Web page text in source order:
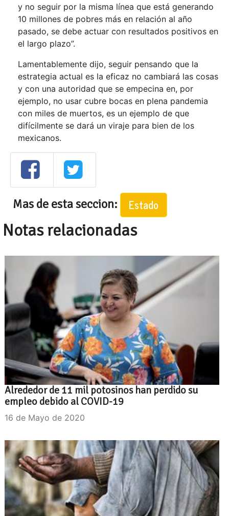
y no seguir por la misma línea que está generando
10 millones de pobres más en relación al año
pasado, se debe actuar con resultados positivos en
el largo plazo”.
Lamentablemente dijo, seguir pensando que la
estrategia actual es la eficaz no cambiará las cosas
y con una autoridad que se empecina en, por
ejemplo, no usar cubre bocas en plena pandemia
con miles de muertos, es un ejemplo de que
difícilmente se dará un viraje para bien de los
mexicanos.
Mas de esta seccion: Estado
Notas relacionadas
Alrededor de 11 mil potosinos han perdido su
empleo debido al COVID-19
16 de Mayo de 2020